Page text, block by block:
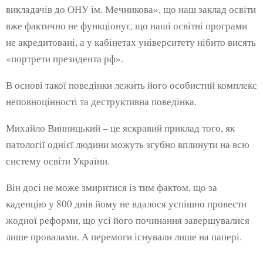
викладачів до ОНУ ім. Мечникова», що наш заклад освіти
вже фактично не функціонує, що наші освітні програми
не акредитовані, а у кабінетах університету нібито висять
«портрети президента рф».
В основі такої поведінки лежить його особистий комплекс
неповноцінності та деструктивна поведінка.
Михайло Винницький – це яскравий приклад того, як
патології однієї людини можуть згубно вплинути на всю
систему освіти України.
Він досі не може змиритися із тим фактом, що за
каденцію у 800 днів йому не вдалося успішно провести
жодної реформи, що усі його починання завершувалися
лише провалами. А перемоги існували лише на папері.